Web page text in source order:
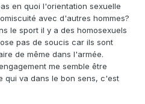
en quoi l'orientation sexuelle
avec d'autres hommes?
le sport il y a des homosexuels
pas de soucis car ils sont
de même dans l'armée.
me semble être
qui va dans le bon sens, c'est